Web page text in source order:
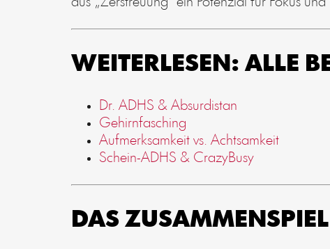
WEITERLESEN: ALLE
Dr. ADHS & Absurdistan
Gehirnfasching
Aufmerksamkeit vs. Achtsamkeit
Schein-ADHS & CrazyBusy
DAS ZUSAMMENSPIEL